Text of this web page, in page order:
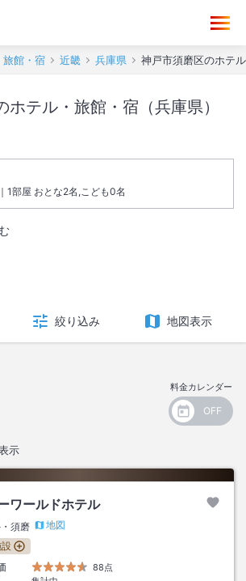
旅館・宿 近畿 兵庫県 神戸市須磨区のホテ
ホテル・旅館・宿（兵庫県）
1部屋 おとな2名,こども0名
絞り込み 地図表示
料金カレンダー
示
ワールドホテル
須磨
地図
88点